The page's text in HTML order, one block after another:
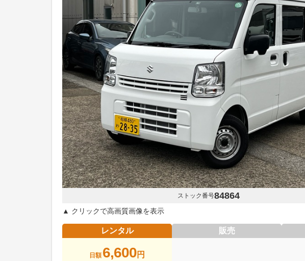
ストック番号84864
▲ クリックで高画質画像を表示
レンタル
日額 6,600円
販売